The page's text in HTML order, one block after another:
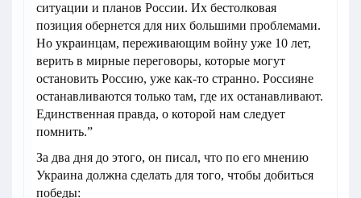
ситуации и планов России. Их бестолковая
позиция обернется для них большими проблемами.
Но украинцам, переживающим войну уже 10 лет,
верить в мирные переговоры, которые могут
остановить Россию, уже как-то странно. Россияне
останавливаются только там, где их останавливают.
Единственная правда, о которой нам следует
помнить.”
За два дня до этого, он писал, что по его мнению
Украина должна сделать для того, чтобы добиться
победы: